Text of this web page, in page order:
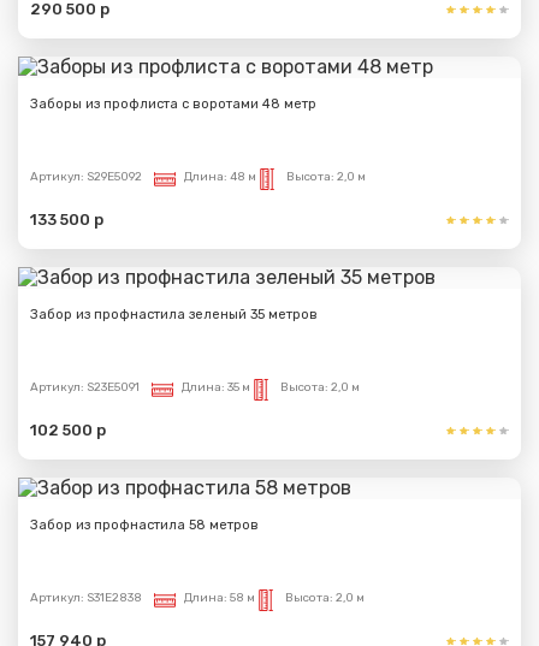
290 500 р
Заборы из профлиста с воротами 48 метр
Артикул: S29E5092 Длина: 48 м Высота: 2,0 м
133 500 р
Забор из профнастила зеленый 35 метров
Артикул: S23E5091 Длина: 35 м Высота: 2,0 м
102 500 р
Забор из профнастила 58 метров
Артикул: S31E2838 Длина: 58 м Высота: 2,0 м
157 940 р